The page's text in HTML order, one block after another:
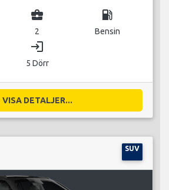
business_center
2
local_gas_station
Bensin
login
5 Dörr
VISA DETALJER...
SUV